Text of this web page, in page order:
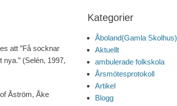
att ”Få socknar
(Selén, 1997,
Åström, Åke
Kategorier
Åboland(Gamla Skolhus)
Aktuellt
ambulerade folkskola
Årsmötesprotokoll
Artikel
Blogg